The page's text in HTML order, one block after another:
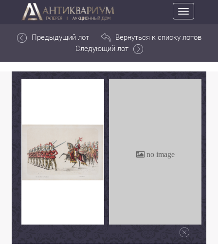
Toggle
navigation
Предыдущий лот
Вернуться к списку лотов
Следующий лот